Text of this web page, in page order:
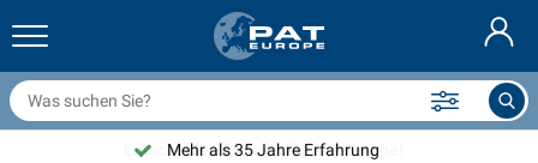
& Zubehör
Innenraum
& Wohnmobil außenbereich
& Feuer-Löschdecken
Produkten
Nederlands
Entscheiden Sie sich für PAT Europe!
Mehr als 35 Jahre Erfahrung